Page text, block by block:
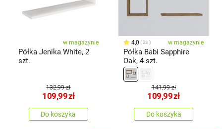
w magazynie
Półka Jenika White, 2
szt.
132,99 zł
109,99zł
Do koszyka
4,0 2x w magazynie
Półka Babi Sapphire
Oak, 4 szt.
141,99 zł
109,99zł
Do koszyka